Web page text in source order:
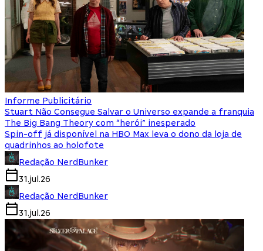
Informe Publicitário
Stuart Não Consegue Salvar o Universo expande a franquia
The Big Bang Theory com “herói” inesperado
Spin-off já disponível na HBO Max leva o dono da loja de
quadrinhos ao holofote
Redação NerdBunker
31.jul.26
Redação NerdBunker
31.jul.26